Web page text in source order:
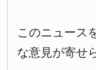
このニュース
な意見が寄せ